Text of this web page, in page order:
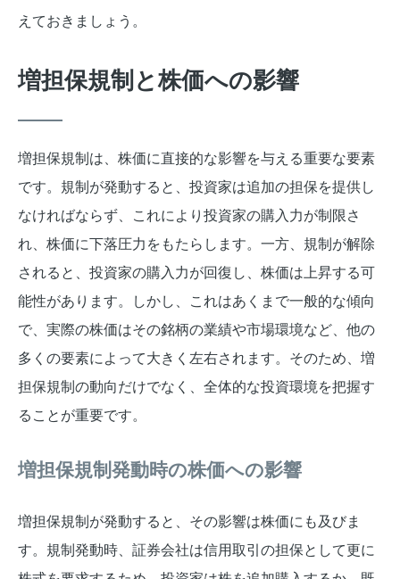
えておきましょう。
増担保規制と株価への影響
増担保規制は、株価に直接的な影響を与える重要な要素
です。規制が発動すると、投資家は追加の担保を提供し
なければならず、これにより投資家の購入力が制限さ
れ、株価に下落圧力をもたらします。一方、規制が解除
されると、投資家の購入力が回復し、株価は上昇する可
能性があります。しかし、これはあくまで一般的な傾向
で、実際の株価はその銘柄の業績や市場環境など、他の
多くの要素によって大きく左右されます。そのため、増
担保規制の動向だけでなく、全体的な投資環境を把握す
ることが重要です。
増担保規制発動時の株価への影響
増担保規制が発動すると、その影響は株価にも及びま
す。規制発動時、証券会社は信用取引の担保として更に